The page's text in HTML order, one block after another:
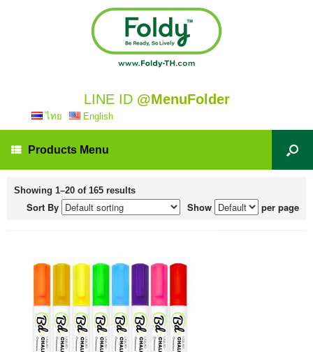
LINE ID @MenuFolder
ไทย English
Products Menu
Showing 1–20 of 165 results
Sort By Show per page